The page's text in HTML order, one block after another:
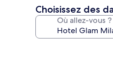
Choisissez des
Où allez-vous ?